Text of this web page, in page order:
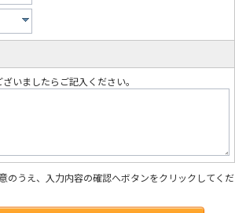
いましたらご記入ください。
のうえ、入力内容の確認へボタンをクリックしてくだ